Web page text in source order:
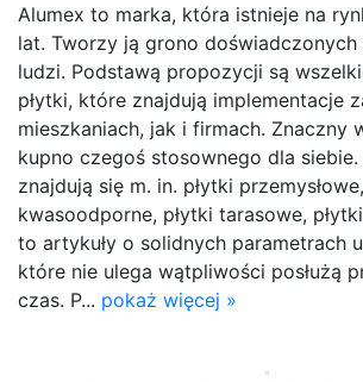
Alumex to marka, która istnieje na
lat. Tworzy ją grono
ludzi. Podstawą propozycji są
płytki, które znajdują implementacje
mieszkaniach, jak i firmach. Znaczny
kupno czegoś stosownego dla
znajdują się m. in. płytki
kwasoodporne, płytki tarasowe,
to artykuły o solidnych parametrach
które nie ulega wątpliwości posłużą
czas. P... pokaż więcej »